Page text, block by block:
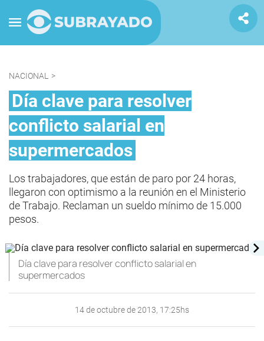
NACIONAL >
Día clave para resolver
conflicto salarial en
supermercados
Los trabajadores, que están de paro por 24 horas,
llegaron con optimismo a la reunión en el Ministerio
de Trabajo. Reclaman un sueldo mínimo de 15.000
pesos.
Día clave para resolver conflicto salarial en
supermercados
14 de octubre de 2013, 17:25hs